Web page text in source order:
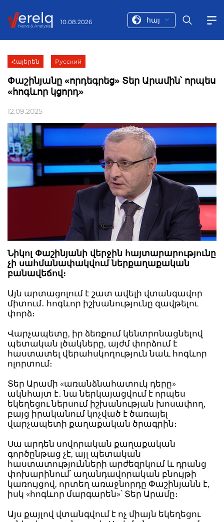
10.08.2026 հայ
Հայերեն Русский
Փաշինյանը «որդեգրեց» Տեր Արամին՝ որպես
«հոգևոր կցորդ»
12.09.2025
Նիկոլ Փաշինյանի վերջին հայտարարությունը
չի սահմանափակվում ներքաղաքական
բանավեճով։
Այն արտացոլում է շատ ավելի վտանգավոր
միտում․ հոգևոր իշխանությունը զավթելու
փորձ։
Վարչապետը, իր ձեռքում կենտրոնացնելով
պետական լծակները, այժմ փորձում է
հաստատել վերահսկողություն նաև հոգևոր
ոլորտում։
Տեր Արամի «առանձնահատուկ դերը»
ակնհայտ է․ նա ներկայացվում է որպես
եկեղեցու ներսում իշխանության խոսափող,
բայց իրականում կոչված է ծառայել
վարչապետի քաղաքական ծրագրին։
Սա արդեն սովորական քաղաքական
գործընթաց չէ, այլ պետական
հաստատությունների արժեզրկում և դրանց
փոխարինում՝ աղանդավորական բնույթի
կառույցով, որտեղ առաջնորդը Փաշինյանն է,
իսկ «հոգևոր մարգարեն»՝ Տեր Արամը։
Այս քայլով վտանգվում է ոչ միայն եկեղեցու